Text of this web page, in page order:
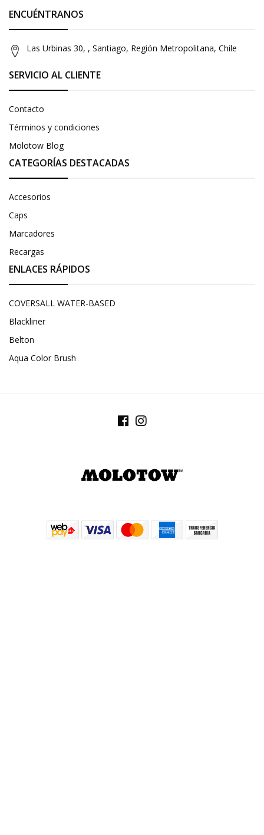
ENCUÉNTRANOS
Las Urbinas 30, , Santiago, Región Metropolitana, Chile
SERVICIO AL CLIENTE
Contacto
Términos y condiciones
Molotow Blog
CATEGORÍAS DESTACADAS
Accesorios
Caps
Marcadores
Recargas
ENLACES RÁPIDOS
COVERSALL WATER-BASED
Blackliner
Belton
Aqua Color Brush